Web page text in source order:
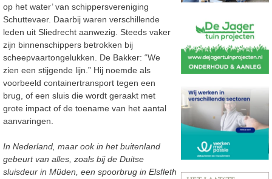
op het water’ van schippersvereniging
Schuttevaer. Daarbij waren verschillende
leden uit Sliedrecht aanwezig. Steeds vaker
zijn binnenschippers betrokken bij
scheepvaartongelukken. De Bakker: “We
zien een stijgende lijn.” Hij noemde als
voorbeeld containertransport tegen een
brug, of een sluis die wordt geraakt met
grote impact of de toename van het aantal
aanvaringen.
In Nederland, maar ook in het buitenland
gebeurt van alles, zoals bij de Duitse
sluisdeur in Müden, een spoorbrug in Elsfleth